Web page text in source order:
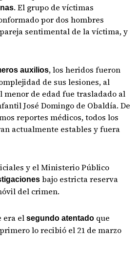
. El grupo de víctimas
por dos hombres
sentimental de la víctima, y
auxilios, los heridos fueron
de sus lesiones, al
menor de edad fue trasladado al
José Domingo de Obaldía. De
reportes médicos, todos los
actualmente estables y fuera
y el Ministerio Público
bajo estricta reserva
del crimen.
era el segundo atentado que
lo recibió el 21 de marzo